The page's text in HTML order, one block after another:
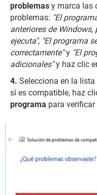
problemas y marca las
problemas: "El
anteriores de
ejecuta", "El programa
correctamente"y "El
adicionales"y haz clic
Selecciona en la
sí es compatible, haz
programa para